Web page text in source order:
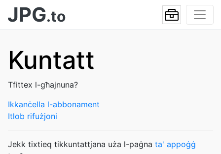
JPG.to
Kuntatt
Tfittex l-għajnuna?
Ikkanċella l-abbonament
Itlob rifużjoni
Jekk tixtieq tikkuntattjana uża l-paġna ta' appoġġ